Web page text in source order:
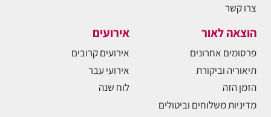
צרו קשר
הוצאה לאור
פרסומים אחרונים
תיאוריה וביקורת
הזמן הזה
מדיניות משלוחים וביטולים
אירועים
אירועים קרובים
אירועי עבר
לוח שנה